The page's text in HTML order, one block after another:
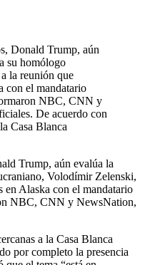
Donald Trump, aún
su homólogo
la reunión que
con el mandatario
NBC, CNN y
De acuerdo con
Casa Blanca
Trump, aún evalúa la
Volodímir Zelenski,
en Alaska con el mandatario
NBC, CNN y NewsNation,
a la Casa Blanca
por completo la presencia